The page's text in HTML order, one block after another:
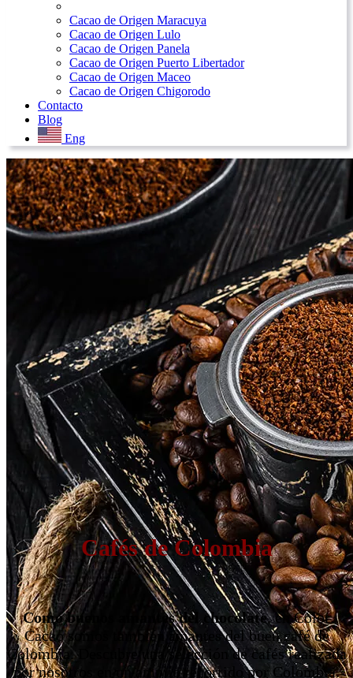
Cacao de Origen Maracuya
Cacao de Origen Lulo
Cacao de Origen Panela
Cacao de Origen Puerto Libertador
Cacao de Origen Maceo
Cacao de Origen Chigorodo
Contacto
Blog
Eng
Cafés de Colombia
Como buenos amantes del chocolate, en Color
Cacao somos también amantes del buen café de
Colombia. Descubre una selección de cafés realizada
por nosotros en un amplio recorrido por Colombia.